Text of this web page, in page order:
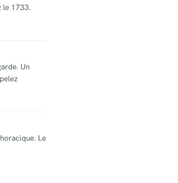
le 1733.
Un
Le